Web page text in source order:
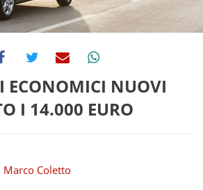
ECONOMICI NUOVI
I 14.000 EURO
Marco Coletto